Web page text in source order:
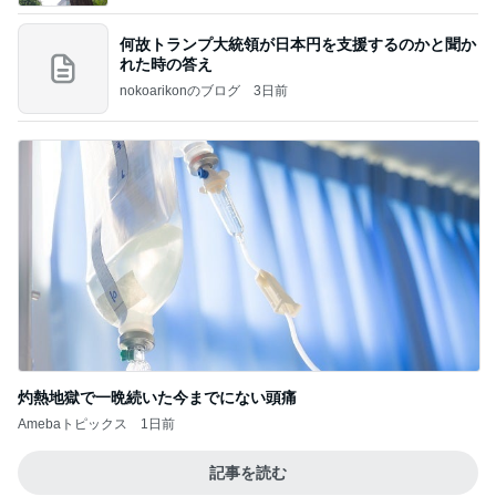
何故トランプ大統領が日本円を支援するのかと聞か
れた時の答え
nokoarikonのブログ 3日前
灼熱地獄で一晩続いた今までにない頭痛
Amebaトピックス 1日前
記事を読む